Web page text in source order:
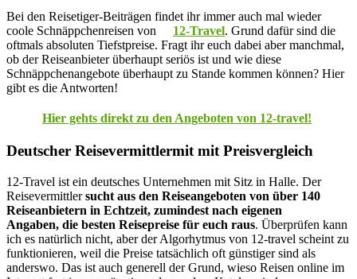
Bei den Reisetiger-Beiträgen findet ihr immer auch mal wieder
coole Schnäppchenreisen von
12-Travel. Grund dafür sind die
oftmals absoluten Tiefstpreise. Fragt ihr euch dabei aber manchmal,
ob der Reiseanbieter überhaupt seriös ist und wie diese
Schnäppchenangebote überhaupt zu Stande kommen können? Hier
gibt es die Antworten!
Hier gehts direkt zu den Angeboten von 12-travel!
Deutscher Reisevermittlermit mit Preisvergleich
12-Travel ist ein deutsches Unternehmen mit Sitz in Halle. Der
Reisevermittlersucht aus den Reiseangeboten von über 140
Reiseanbietern in Echtzeit, zumindest nach eigenen
Angaben, die besten Reisepreise für euch raus. Überprüfen kann
ich es natürlich nicht, aber der Algorhytmus von 12-travel scheint zu
funktionieren, weil die Preise tatsächlich oft günstiger sind als
anderswo. Das ist auch generell der Grund, wieso Reisen online im